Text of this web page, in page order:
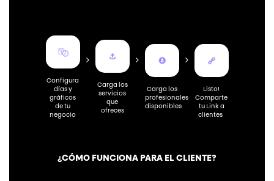
Configura
días y
gráficos
de tu
negocio
Carga los
servicios
que
ofreces
Carga los
profesionales
disponibles
Listo!
Comparte
tu Link a
clientes
¿CÓMO FUNCIONA PARA EL CLIENTE?